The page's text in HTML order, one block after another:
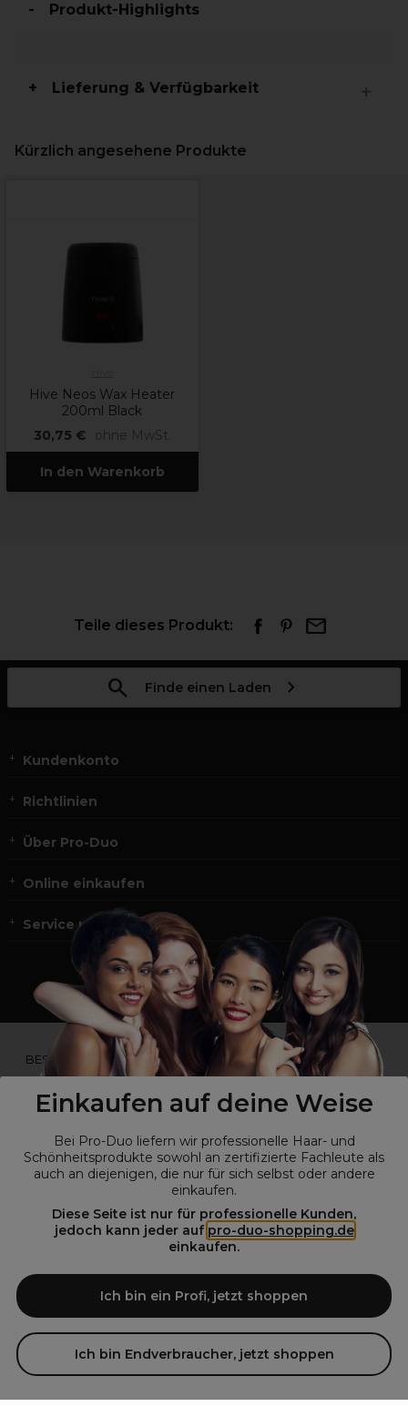
Einkaufen auf deine Weise
Bei Pro-Duo liefern wir professionelle Haar- und
Schönheitsprodukte sowohl an zertifizierte Fachleute als
auch an diejenigen, die nur für sich selbst oder andere
einkaufen.
Diese Seite ist nur für professionelle Kunden,
jedoch kann jeder auf pro-duo-shopping.de
einkaufen.
Ich bin ein Profi, jetzt shoppen
Ich bin Endverbraucher, jetzt shoppen
Produkt-Highlights
Lieferung & Verfügbarkeit
Kürzlich angesehene Produkte
Hive Neos Wax Heater
200ml Black
30,75 €
ohne MwSt.
In den Warenkorb
Teile dieses Produkt:
Finde einen Laden
Kundenkonto
Richtlinien
Über Pro-Duo
Online einkaufen
Service und Kontakt
*Du bist kein Profikunde?
BESUCHE
UNSERE WEBSEITE FÜR ENDVERBRAUCHER.*
Pro-Duo ist Ihr zuverlässiger Partner für hochwertige Produkte im
Friseur- und Kosmetikbereich. Unsere sorgfältig ausgewählten,
zu Spezialwerkzeugen, sind so konzipiert, dass sie die Erwartungen
von Friseursalons und Kosmetikstudios übertreffen. Verlassen Sie sich
auf Pro-Duo für erstklassige Qualität und zeitgemäße Lösungen.